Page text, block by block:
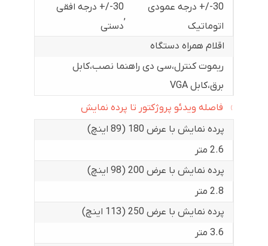
30-/+ درجه عمودی
اتوماتیک
,
30-/+ درجه افقی
دستی
اقلام همراه دستگاه
ریموت کنترل،سی دی راهنما نصب،کابل
برق،کابل VGA
فاصله ویدئو پروژکتور تا پرده نمایش
پرده نمایش با عرض 180 (89 اینچ)
2.6 متر
پرده نمایش با عرض 200 (98 اینچ)
2.8 متر
پرده نمایش با عرض 250 (113 اینچ)
3.6 متر